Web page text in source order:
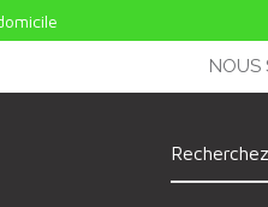
NOUS